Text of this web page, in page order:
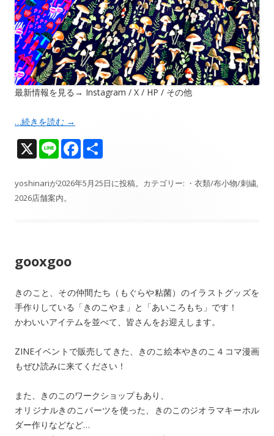
最新情報を見る→ Instagram / X / HP / その他
…続きを読む →
X Li
e
F
e
yoshinariが2026年5月25日に投稿。カテゴリー: ・衣類/布小物/刺繍,
2026店舗案内。
gooxgoo
きのこと、その仲間たち（もぐらや粘菌）のイラストグッズを
手作りしている「きのこやま」と「あいころもち」です！
かわいいアイテムを並べて、皆さんをお迎えします。
ZINEイベントで販売してきた、きのこ絵本やきのこ４コマ漫画
もぜひ読みに来てください！
また、きのこのワークショップもあり、
オリジナルきのこパーツを使った、きのこのジオラマキーホル
ダー作りなどなど…